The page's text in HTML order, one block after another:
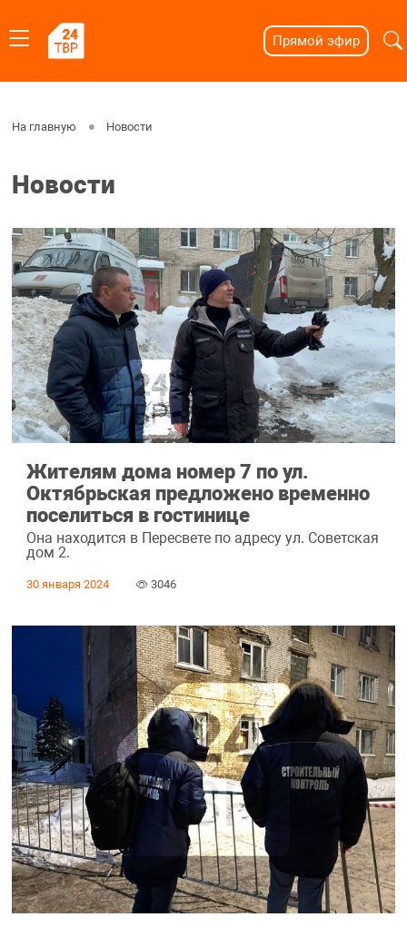
Прямой эфир
На главную Новости
Новости
Жителям дома номер 7 по ул.
Октябрьская предложено временно
поселиться в гостинице
Она находится в Пересвете по адресу ул. Советская
дом 2.
30 января 2024 3046